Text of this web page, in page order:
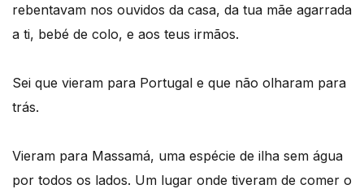
rebentavam nos ouvidos da casa, da tua mãe agarrada
a ti, bebé de colo, e aos teus irmãos.
Sei que vieram para Portugal e que não olharam para
trás.
Vieram para Massamá, uma espécie de ilha sem água
por todos os lados. Um lugar onde tiveram de comer o